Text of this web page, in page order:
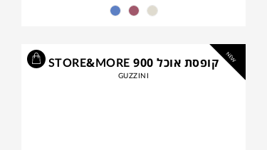
NEW קופסת אוכל STORE&MORE 900
GUZZINI